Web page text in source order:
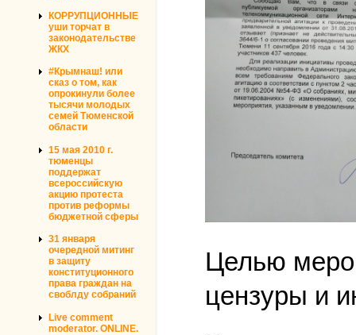
КОРРУПЦИОННЫЕ
уши торчат в
законодательстве
ЖКХ
#Крымнаш! или
сказ о том, как
опрокинули более
тысячи молодых
семей Тюменской
области
15 мая 2010 г.
тюменцы
поддержат
всероссийскую
акцию протеста
против реформы
бюджетной сферы
31 января
очередной митинг
в защиту
конституционного
права граждан на
своблду собраний
Live comment
moderator. ONLINE.
Целью
цензуры и